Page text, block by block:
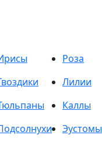
Роза
Лилии
Каллы
Эустомы